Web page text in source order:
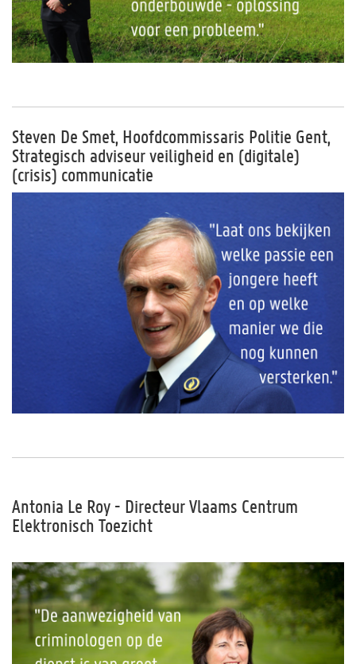
Steven De Smet, Hoofdcommissaris Politie Gent,
Strategisch adviseur veiligheid en (digitale)
(crisis) communicatie
Antonia Le Roy - Directeur Vlaams Centrum
Elektronisch Toezicht